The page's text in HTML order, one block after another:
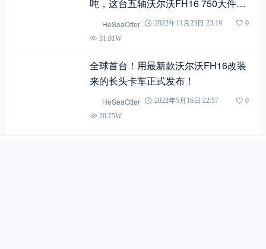
吨，这台五轴沃尔沃FH16 750大件车
不一般
HeSeaOtter 2022年11月23日 23:19
0
31.01W
全球首台！用最新款沃尔沃FH16改装
来的长头卡车正式发布！
HeSeaOtter 2022年5月16日 22:57
0
20.75W